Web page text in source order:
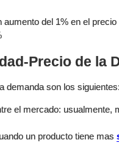
del 1% en el
Precio de la
demanda son los siguientes:
el mercado: usualmente,
un producto tiene mas